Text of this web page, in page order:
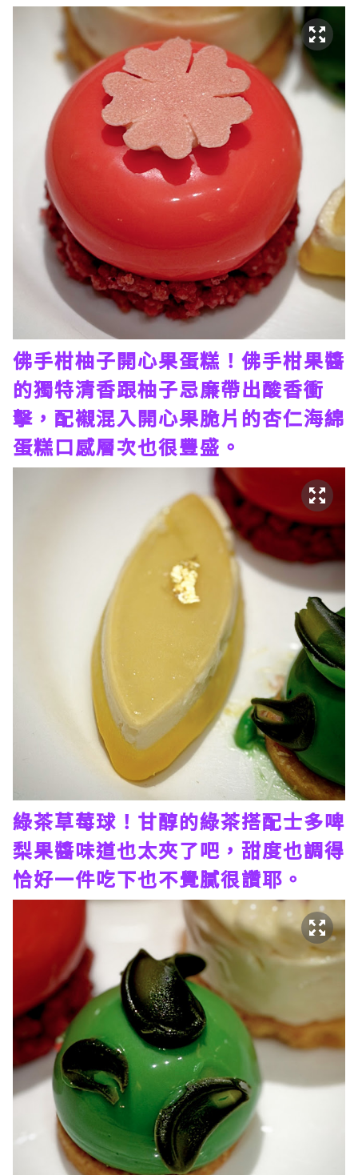
佛手柑柚子開心果蛋糕！佛手柑果醬
的獨特清香跟柚子忌廉帶出酸香衝
擊，配襯混入開心果脆片的杏仁海綿
蛋糕口感層次也很豐盛。
綠茶草莓球！甘醇的綠茶搭配士多啤
梨果醬味道也太夾了吧，甜度也調得
恰好一件吃下也不覺膩很讚耶。